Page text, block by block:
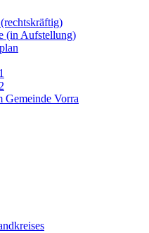
(in Aufstellung)
Gemeinde Vorra